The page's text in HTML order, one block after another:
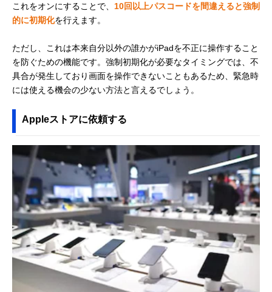
これをオンにすることで、 10回以上パスコードを間違えると強制
的に初期化を行えます。
ただし、これは本来自分以外の誰かがiPadを不正に操作すること
を防ぐための機能です。強制初期化が必要なタイミングでは、不
具合が発生しており画面を操作できないこともあるため、緊急時
には使える機会の少ない方法と言えるでしょう。
Appleストアに依頼する